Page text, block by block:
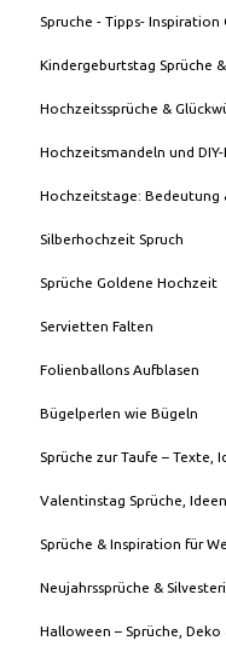
Spruche - Tipps- Inspiration
Kindergeburtstag Sprüche
Hochzeitssprüche &
Hochzeitsmandeln und DIY-
Hochzeitstage: Bedeutung
Silberhochzeit Spruch
Sprüche Goldene Hochzeit
Servietten Falten
Folienballons Aufblasen
Bügelperlen wie Bügeln
Sprüche zur Taufe – Texte,
Valentinstag Sprüche,
Sprüche & Inspiration für
Neujahrssprüche &
Halloween – Sprüche,